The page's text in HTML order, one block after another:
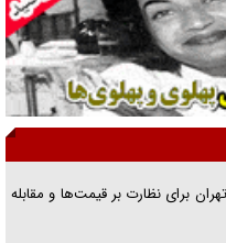
معنوی رهبر شهید را
برای نظارت بر قیمت‌ها و مقابله